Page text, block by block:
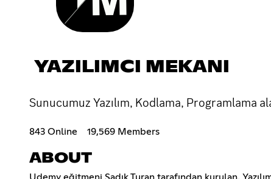
YAZILIMCI MEKANI
Sunucumuz Yazılım, Kodlama, Programlama
843 Online 19,569 Members
ABOUT
Udemy eğitmeni Sadık Turan tarafından kurulan,